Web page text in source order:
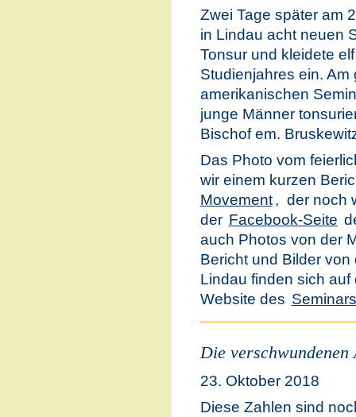
Zwei Tage später am
in Lindau acht neuen
Tonsur und kleidete
Studienjahres ein.
amerikanischen
junge Männer
Bischof em.
Das Photo vom
wir einem kurzen
Movement , der noch
der Facebook-Seite
auch Photos von der
Bericht und Bilder
Lindau finden sich
Website des
Die verschwundenen
23. Oktober 2018
Diese Zahlen sind